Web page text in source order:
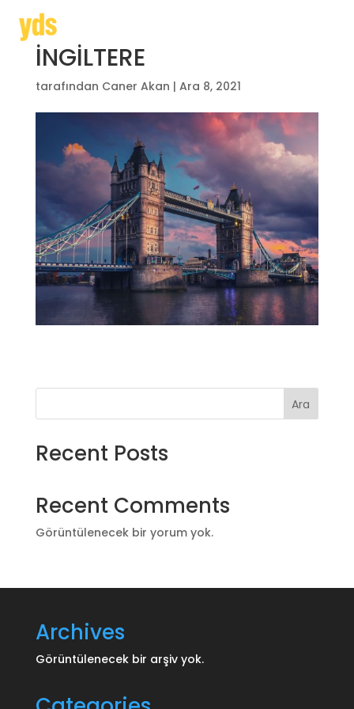
İNGİLTERE
tarafından Caner Akan | Ara 8, 2021
Ara
Recent Posts
Recent Comments
Görüntülenecek bir yorum yok.
Archives
Görüntülenecek bir arşiv yok.